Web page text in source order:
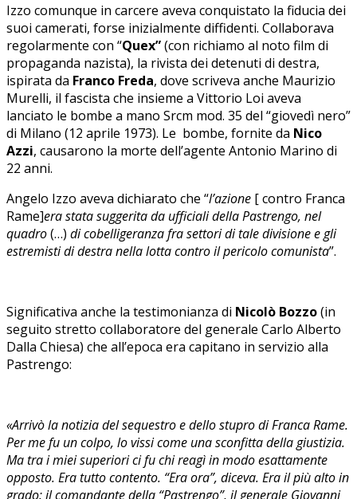
Izzo comunque in carcere aveva conquistato la fiducia dei
suoi camerati, forse inizialmente diffidenti. Collaborava
regolarmente con “Quex”(con richiamo al noto film di
propaganda nazista), la rivista dei detenuti di destra,
ispirata da Franco Freda, dove scriveva anche Maurizio
Murelli, il fascista che insieme a Vittorio Loi aveva
lanciato le bombe a mano Srcm mod. 35 del “giovedì nero”
di Milano (12 aprile 1973). Le bombe, fornite da Nico
Azzi, causarono la morte dell’agente Antonio Marino di
22 anni.
Angelo Izzo aveva dichiarato che “l’azione [ contro Franca
Rame]era stata suggerita da ufficiali della Pastrengo, nel
quadro(…) di cobelligeranza fra settori di tale divisione e gli
estremisti di destra nella lotta contro il pericolo comunista”.
Significativa anche la testimonianza di Nicolò Bozzo(in
seguito stretto collaboratore del generale Carlo Alberto
Dalla Chiesa) che all’epoca era capitano in servizio alla
Pastrengo:
«Arrivò la notizia del sequestro e dello stupro di Franca Rame.
Per me fu un colpo, lo vissi come una sconfitta della giustizia.
Ma tra i miei superiori ci fu chi reagì in modo esattamente
opposto. Era tutto contento. “Era ora”, diceva. Era il più alto in
grado: il comandante della “Pastrengo”, il generale Giovanni